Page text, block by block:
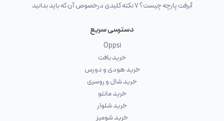
آبرفت پارچه چیست؟ ۷ نکته کلیدی درخصوص آن که باید بدانید
دسترسی سریع
Oppsi
خرید بافت
خرید هودی و دورس
خرید شال و روسری
خرید مانتو
خرید شلوار
خرید شومیز